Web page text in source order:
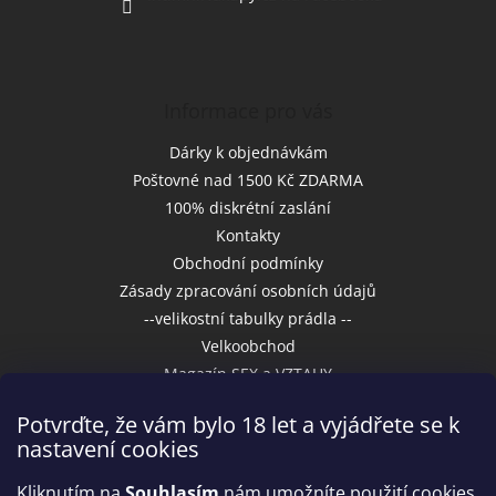
Potvrďte, že vám bylo 18 let a vyjádřete se k
nastavení cookies
Dárky k objednávkám
Poštovné nad 1500 Kč ZDARMA
100% diskrétní zaslání
Kontakty
Obchodní podmínky
Zásady zpracování osobních údajů
--velikostní tabulky prádla --
Velkoobchod
Magazín SEX a VZTAHY